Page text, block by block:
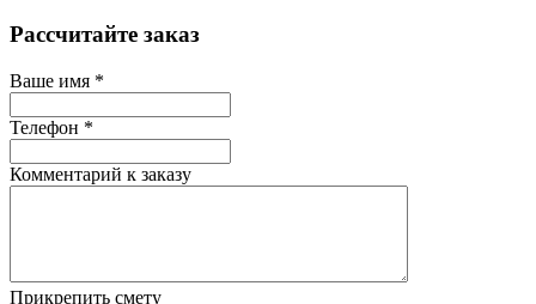
Рассчитайте заказ
Ваше имя *
Телефон *
Комментарий к заказу
Прикрепить смету